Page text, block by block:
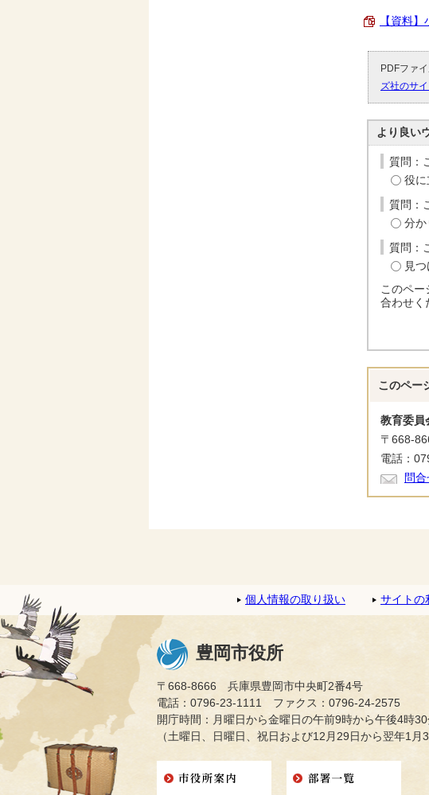
【資料
PDFファ
ズ社のサ
より良い
質問：
役に
質問：
分か
質問：
見
このペー
合わせく
このペー
教育委員
〒668-
電話：
問
個人情報の取り扱い サイトの
豊岡市役所
〒668-8666 兵庫県豊岡市中央町2番4号
電話：0796-23-1111 ファクス：0796-24-2575
開庁時間：月曜日から金曜日の午前9時から午後4時
（土曜日、日曜日、祝日および12月29日から翌年1月3